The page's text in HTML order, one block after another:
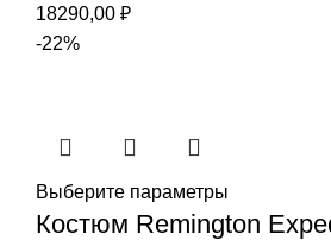
18290,00 ₽
-22%
Выберите параметры
Костюм Remington